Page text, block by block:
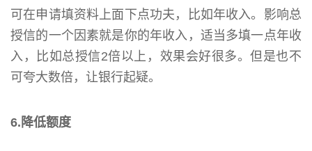
可在申请填资料上面下点功夫，比如年收入。影响总
授信的一个因素就是你的年收入，适当多填一点年收
入，比如总授信2倍以上，效果会好很多。但是也不
可夸大数倍，让银行起疑。
6.降低额度